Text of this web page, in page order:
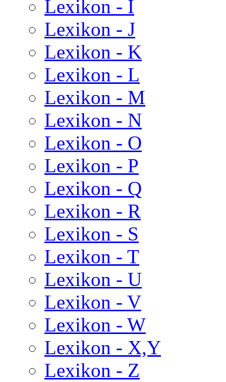
Lexikon - I
Lexikon - J
Lexikon - K
Lexikon - L
Lexikon - M
Lexikon - N
Lexikon - O
Lexikon - P
Lexikon - Q
Lexikon - R
Lexikon - S
Lexikon - T
Lexikon - U
Lexikon - V
Lexikon - W
Lexikon - X,Y
Lexikon - Z